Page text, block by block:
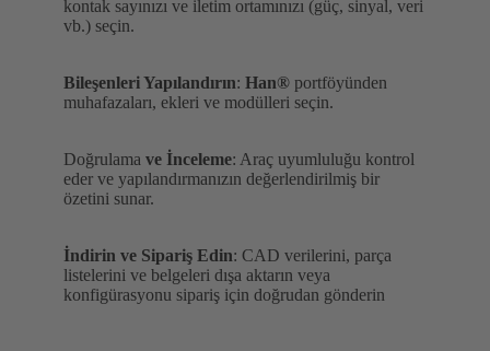
kontak sayınızı ve iletim ortamınızı (güç, sinyal, veri
vb.) seçin.
Bileşenleri Yapılandırın: Han® portföyünden
muhafazaları, ekleri ve modülleri seçin.
Doğrulama ve İnceleme: Araç uyumluluğu kontrol
eder ve yapılandırmanızın değerlendirilmiş bir
özetini sunar.
İndirin ve Sipariş Edin: CAD verilerini, parça
listelerini ve belgeleri dışa aktarın veya
konfigürasyonu sipariş için doğrudan gönderin